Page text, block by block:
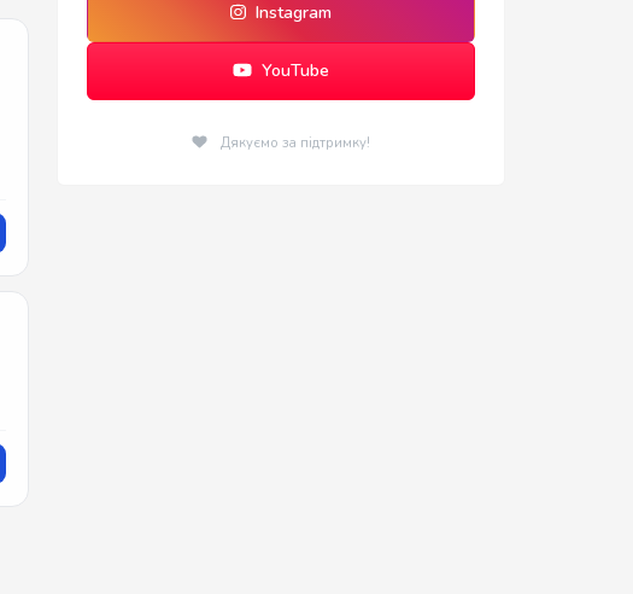
Instagram
YouTube
Дякуємо за підтримку!